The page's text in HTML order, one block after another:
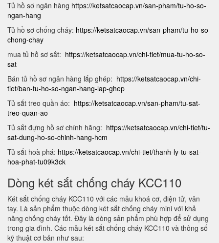
Tủ hồ sơ ngân hàng https://ketsatcaocap.vn/san-pham/tu-ho-so-
ngan-hang
Tủ hồ sơ chống cháy: https://ketsatcaocap.vn/san-pham/tu-ho-so-
chong-chay
mua tủ hồ sơ sắt: https://ketsatcaocap.vn/chi-tiet/mua-tu-ho-so-
sat
Bán tủ hồ sơ ngân hàng lắp ghép: https://ketsatcaocap.vn/chi-
tiet/ban-tu-ho-so-ngan-hang-lap-ghep
Tủ sắt treo quần áo: https://ketsatcaocap.vn/san-pham/tu-sat-
treo-quan-ao
Tủ sắt đựng hồ sơ chính hãng: https://ketsatcaocap.vn/chi-tiet/tu-
sat-dung-ho-so-chinh-hang-hcm
Tủ sắt hoà phá: https://ketsatcaocap.vn/chi-tiet/thanh-ly-tu-sat-
hoa-phat-tu09k3ck
Dòng két sắt chống cháy KCC110
Két sắt chống cháy KCC110 với các mẫu khoá cơ, điện tử, vân
tay. Là sản phẩm thuộc dòng két sắt chống cháy mini với khả
năng chống cháy tốt. Đây là dòng sản phẩm phù hợp để sử dụng
trong gia đình. Các mẫu két sắt chống cháy KCC110 và thông số
kỹ thuật cơ bản như sau: